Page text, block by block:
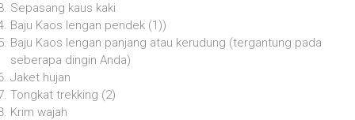
Sepasang kaus kaki
Baju Kaos lengan pendek (1))
Baju Kaos lengan panjang atau kerudung (tergantung pada
seberapa dingin Anda)
Jaket hujan
Tongkat trekking (2)
Krim wajah